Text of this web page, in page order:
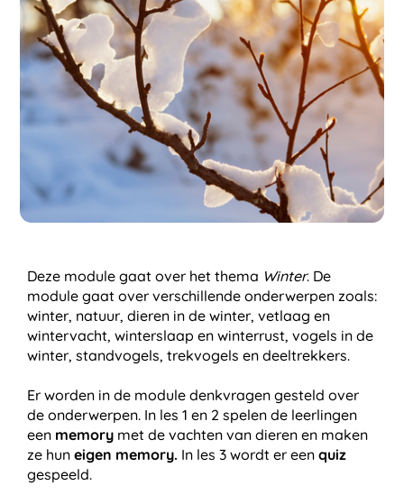
Deze module gaat over het thema Winter. De
module gaat over verschillende onderwerpen zoals:
winter, natuur, dieren in de winter, vetlaag en
wintervacht, winterslaap en winterrust, vogels in de
winter, standvogels, trekvogels en deeltrekkers.
Er worden in de module denkvragen gesteld over
de onderwerpen. In les 1 en 2 spelen de leerlingen
een memory met de vachten van dieren en maken
ze hun eigen memory. In les 3 wordt er een quiz
gespeeld.